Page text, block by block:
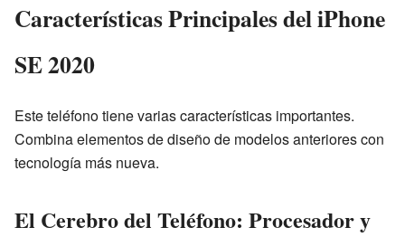
Características Principales del iPhone
SE 2020
Este teléfono tiene varias características importantes.
Combina elementos de diseño de modelos anteriores con
tecnología más nueva.
El Cerebro del Teléfono: Procesador y